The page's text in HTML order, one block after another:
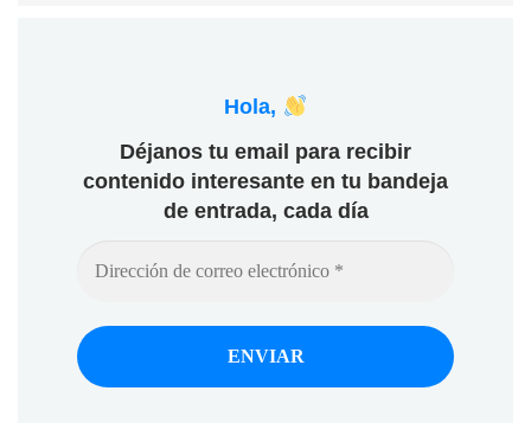
Hola,
Déjanos tu email para recibir
contenido interesante en tu bandeja
de entrada, cada día